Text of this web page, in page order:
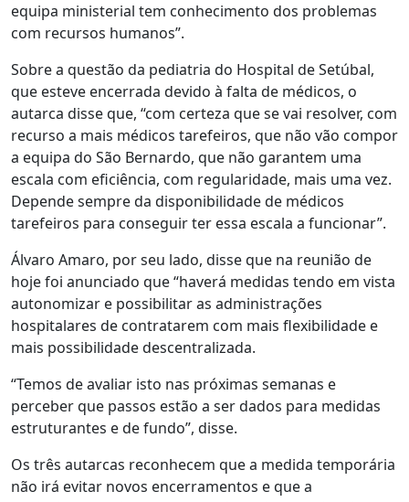
equipa ministerial tem conhecimento dos problemas
com recursos humanos”.
Sobre a questão da pediatria do Hospital de Setúbal,
que esteve encerrada devido à falta de médicos, o
autarca disse que, “com certeza que se vai resolver, com
recurso a mais médicos tarefeiros, que não vão compor
a equipa do São Bernardo, que não garantem uma
escala com eficiência, com regularidade, mais uma vez.
Depende sempre da disponibilidade de médicos
tarefeiros para conseguir ter essa escala a funcionar”.
Álvaro Amaro, por seu lado, disse que na reunião de
hoje foi anunciado que “haverá medidas tendo em vista
autonomizar e possibilitar as administrações
hospitalares de contratarem com mais flexibilidade e
mais possibilidade descentralizada.
“Temos de avaliar isto nas próximas semanas e
perceber que passos estão a ser dados para medidas
estruturantes e de fundo”, disse.
Os três autarcas reconhecem que a medida temporária
não irá evitar novos encerramentos e que a